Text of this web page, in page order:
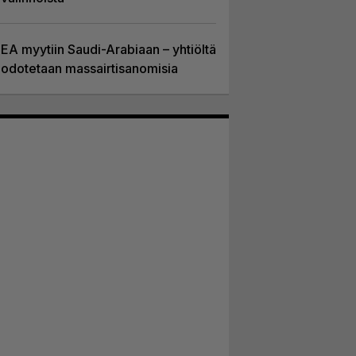
EA myytiin Saudi-Arabiaan – yhtiöltä
odotetaan massairtisanomisia